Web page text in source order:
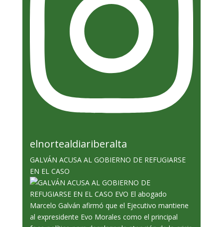
elnortealdiariberalta
GALVÁN ACUSA AL GOBIERNO DE REFUGIARSE
EN EL CASO